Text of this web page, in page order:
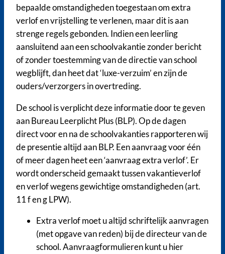
bepaalde omstandigheden toegestaan om extra
verlof en vrijstelling te verlenen, maar dit is aan
strenge regels gebonden. Indien een leerling
aansluitend aan een schoolvakantie zonder bericht
of zonder toestemming van de directie van school
wegblijft, dan heet dat ‘luxe-verzuim’ en zijn de
ouders/verzorgers in overtreding.
De school is verplicht deze informatie door te geven
aan Bureau Leerplicht Plus (BLP). Op de dagen
direct voor en na de schoolvakanties rapporteren wij
de presentie altijd aan BLP. Een aanvraag voor één
of meer dagen heet een ‘aanvraag extra verlof’. Er
wordt onderscheid gemaakt tussen vakantieverlof
en verlof wegens gewichtige omstandigheden (art.
11 f en g LPW).
Extra verlof moet u altijd schriftelijk aanvragen
(met opgave van reden) bij de directeur van de
school. Aanvraagformulieren kunt u hier